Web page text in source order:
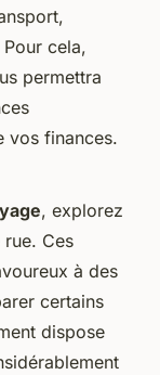
cela,
permettra
vos finances.
, explorez
Ces
à des
certains
dispose